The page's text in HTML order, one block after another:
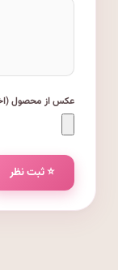
عکس از محصول (اختیاری — حداکثر
⭐ ثبت نظر